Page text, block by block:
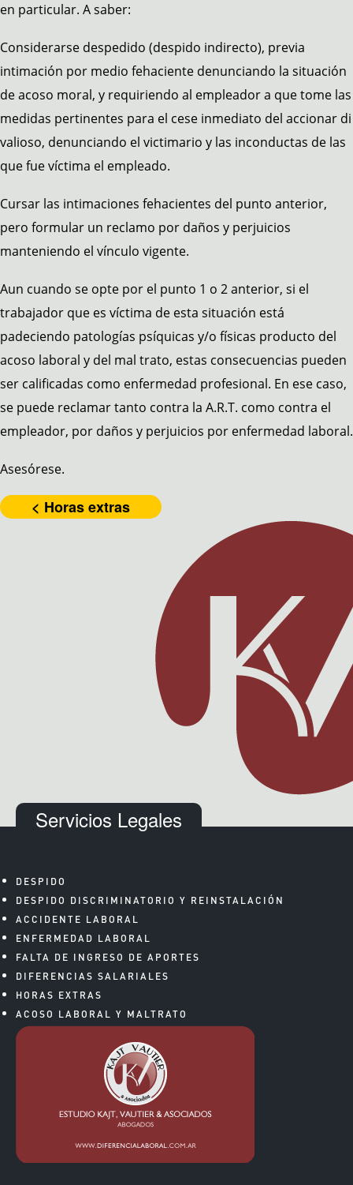
en particular. A saber:
Considerarse despedido (despido indirecto), previa
intimación por medio fehaciente denunciando la situación
de acoso moral, y requiriendo al empleador a que tome las
medidas pertinentes para el cese inmediato del accionar di
valioso, denunciando el victimario y las inconductas de las
que fue víctima el empleado.
Cursar las intimaciones fehacientes del punto anterior,
pero formular un reclamo por daños y perjuicios
manteniendo el vínculo vigente.
Aun cuando se opte por el punto 1 o 2 anterior, si el
trabajador que es víctima de esta situación está
padeciendo patologías psíquicas y/o físicas producto del
acoso laboral y del mal trato, estas consecuencias pueden
ser calificadas como enfermedad profesional. En ese caso,
se puede reclamar tanto contra la A.R.T. como contra el
empleador, por daños y perjuicios por enfermedad laboral.
Asesórese.
< Horas extras
Servicios Legales
DESPIDO
DESPIDO DISCRIMINATORIO Y REINSTALACIÓN
ACCIDENTE LABORAL
ENFERMEDAD LABORAL
FALTA DE INGRESO DE APORTES
DIFERENCIAS SALARIALES
HORAS EXTRAS
ACOSO LABORAL Y MALTRATO